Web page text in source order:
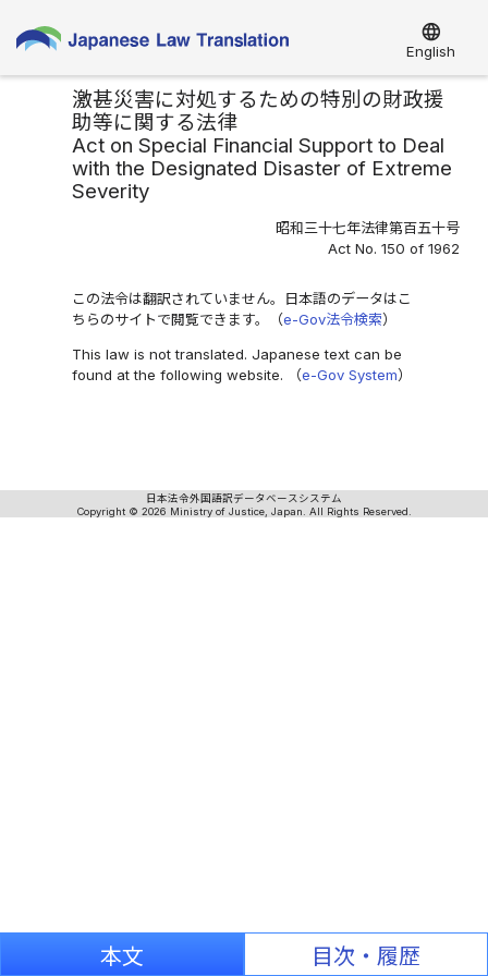
language
English
激甚災害に対処するための特別の財政援
助等に関する法律
Act on Special Financial Support to Deal
with the Designated Disaster of Extreme
Severity
昭和三十七年法律第百五十号
Act No. 150 of 1962
この法令は翻訳されていません。日本語のデータはこ
ちらのサイトで閲覧できます。（e-Gov法令検索）
This law is not translated. Japanese text can be
found at the following website. （e-Gov System）
日本法令外国語訳データベースシステム
Copyright © 2026 Ministry of Justice, Japan. All Rights Reserved.
本文 目次・履歴